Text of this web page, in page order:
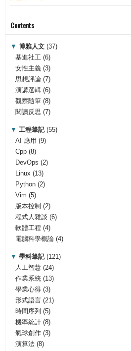
Contents
▼ 博雅人文 (37)
基進社工 (6)
女性主義 (3)
思想評論 (7)
演講選輯 (6)
觀察隨筆 (8)
閱讀反思 (7)
▼ 工程筆記 (55)
AI 應用 (9)
Cpp (8)
DevOps (2)
Linux (13)
Python (2)
Vim (5)
版本控制 (2)
程式人雜談 (6)
軟體工程 (4)
電腦科學概論 (4)
▼ 學科筆記 (121)
人工智慧 (24)
作業系統 (13)
學業心得 (3)
形式語言 (21)
時間序列 (5)
機率統計 (8)
氣球創作 (3)
演算法 (8)